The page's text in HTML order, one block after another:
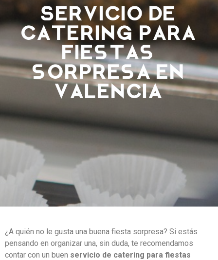
Servicio de
catering para
fiestas
sorpresa en
Valencia
¿A quién no le gusta una buena fiesta sorpresa? Si estás
pensando en organizar una, sin duda, te recomendamos
contar con un buen servicio de catering para fiestas